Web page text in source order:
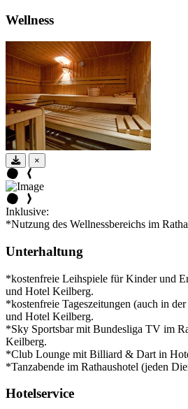
Wellness
×
Inklusive:
*Nutzung des Wellnessbereichs im
Unterhaltung
*kostenfreie Leihspiele für Kinder und
und Hotel Keilberg.
*kostenfreie Tageszeitungen (auch in
und Hotel Keilberg.
*Sky Sportsbar mit Bundesliga TV im
Keilberg.
*Club Lounge mit Billiard & Dart in
*Tanzabende im Rathaushotel (jeden
Hotelservice